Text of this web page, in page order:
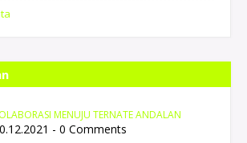
MENUJU TERNATE ANDALAN
- 0 Comments